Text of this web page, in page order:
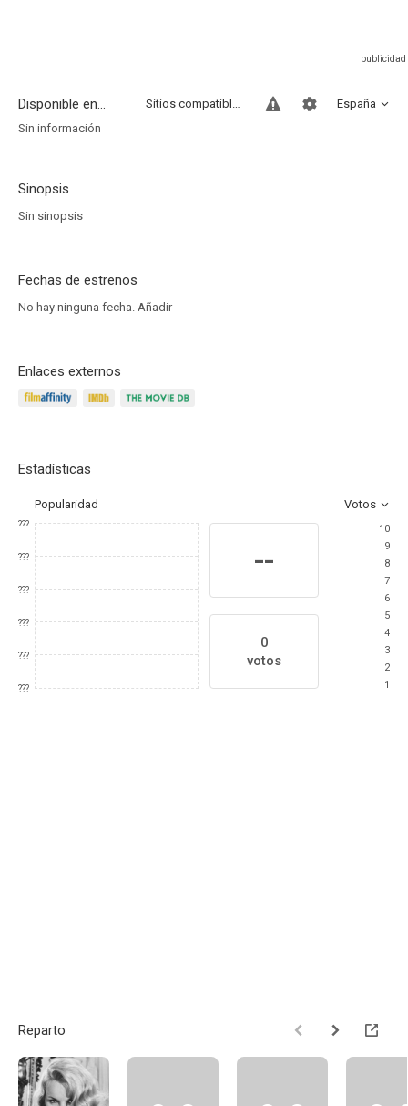
Disponible en... España
Sitios compatibles
Sin información
Sinopsis
Sin sinopsis
Fechas de estrenos
No hay ninguna fecha. Añadir
Enlaces externos
Estadísticas
Popularidad Votos
???
???
???
???
???
???
--
0
votos
10
9
8
7
6
5
4
3
2
1
Reparto